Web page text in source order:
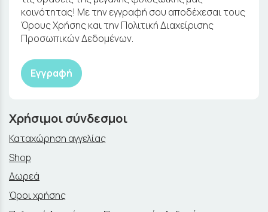
κοινότητας! Με την εγγραφή σου αποδέχεσαι τους
Όρους Χρήσης και την Πολιτική Διαχείρισης
Προσωπικών Δεδομένων.
Εγγραφή
Χρήσιμοι σύνδεσμοι
Καταχώρηση αγγελίας
Shop
Δωρεά
Όροι χρήσης